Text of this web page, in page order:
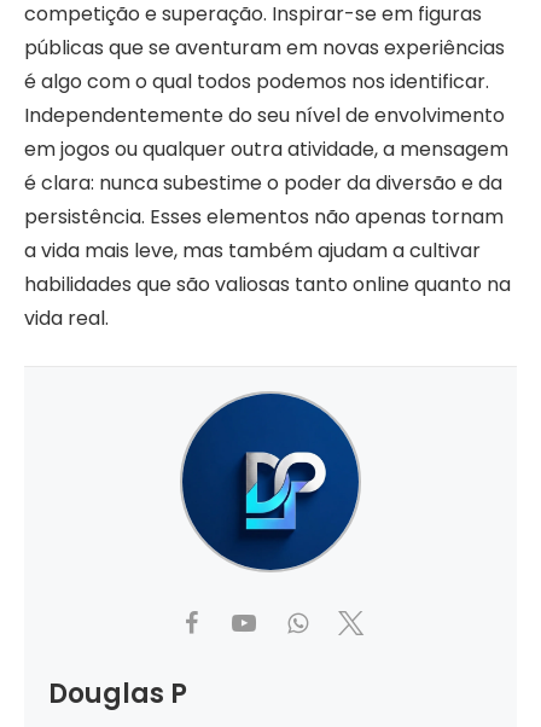
competição e superação. Inspirar-se em figuras
públicas que se aventuram em novas experiências
é algo com o qual todos podemos nos identificar.
Independentemente do seu nível de envolvimento
em jogos ou qualquer outra atividade, a mensagem
é clara: nunca subestime o poder da diversão e da
persistência. Esses elementos não apenas tornam
a vida mais leve, mas também ajudam a cultivar
habilidades que são valiosas tanto online quanto na
vida real.
Douglas P